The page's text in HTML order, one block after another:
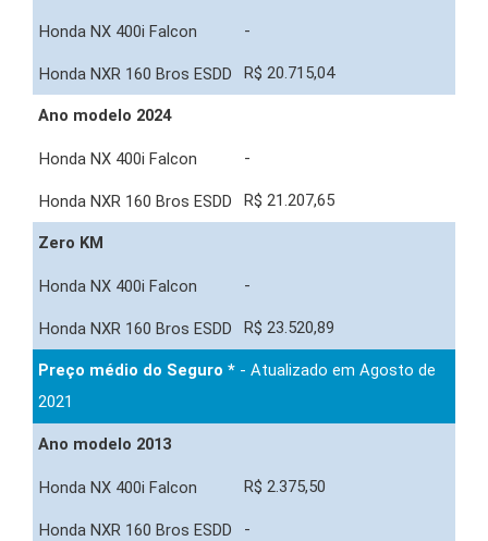
-
R$ 20.715,04
Ano modelo 2024
-
R$ 21.207,65
Zero KM
-
R$ 23.520,89
Preço médio do Seguro * - Atualizado em Agosto de
2021
Ano modelo 2013
R$ 2.375,50
-